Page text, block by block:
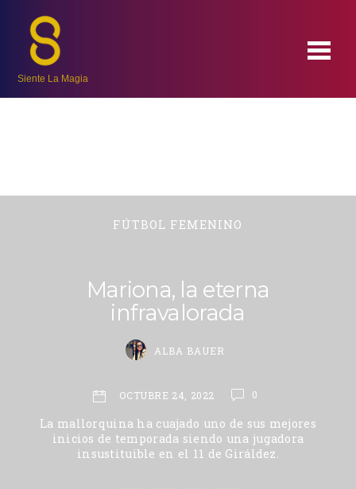
Siente La Magia
FÚTBOL FEMENINO
Mariona, la eterna
infravalorada
ALBA BAUER
OCTUBRE 24, 2022 0
La mallorquina ha cuajado uno de sus mejores
inicios de temporada siendo una jugadora
insustituible en el 11 de Giráldez.